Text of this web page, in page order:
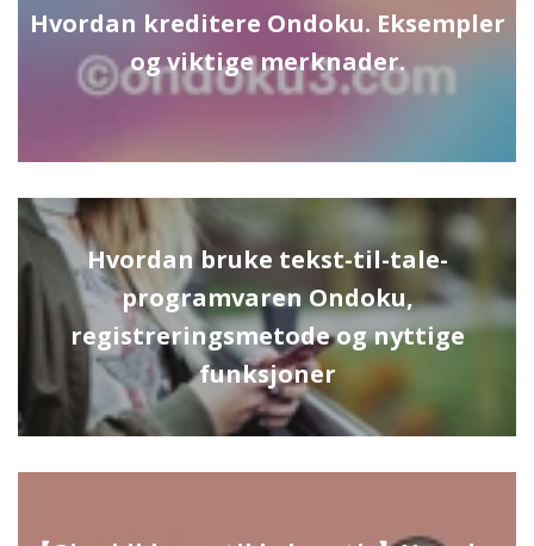
Hvordan kreditere Ondoku. Eksempler
og viktige merknader.
Hvordan bruke tekst-til-tale-
programvaren Ondoku,
registreringsmetode og nyttige
funksjoner